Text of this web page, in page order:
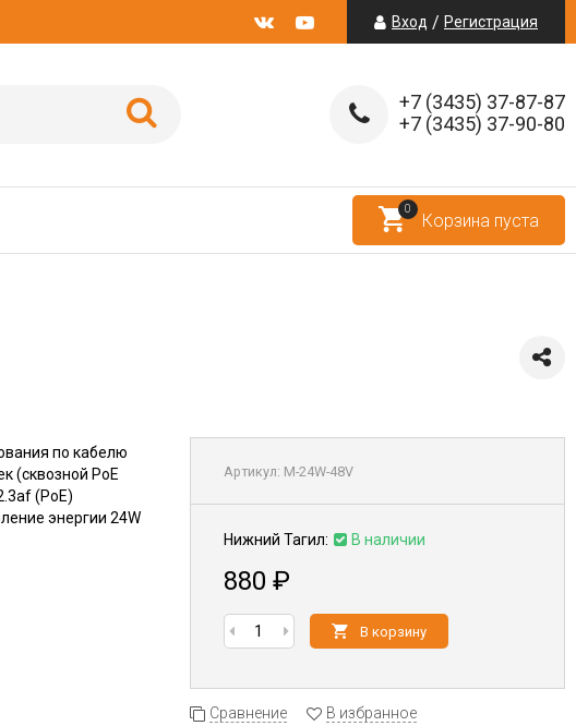
Вход / Регистрация
+7 (3435) 37-87-87
+7 (3435) 37-90-80
Корзина пуста
0
Артикул: M-24W-48V
Нижний Тагил: В наличии
880 ₽
В корзину
Сравнение В избранное
по кабелю
(сквозной PoE
(PoE)
энергии 24W